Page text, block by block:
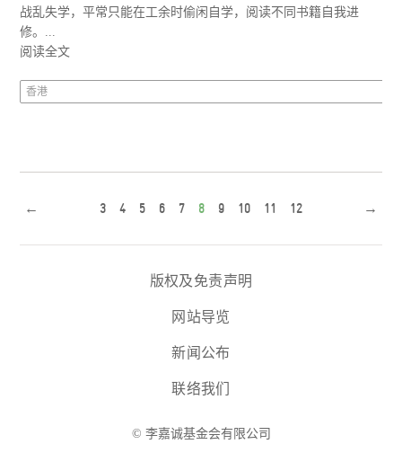
战乱失学，平常只能在工余时偷闲自学，阅读不同书籍自我进
修。...
阅读全文
香港
← 3 4 5 6 7 8 9 10 11 12 →
版权及免责声明
网站导览
新闻公布
联络我们
© 李嘉诚基金会有限公司